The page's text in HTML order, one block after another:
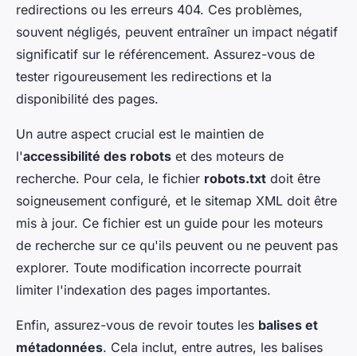
redirections ou les erreurs 404. Ces problèmes,
souvent négligés, peuvent entraîner un impact négatif
significatif sur le référencement. Assurez-vous de
tester rigoureusement les redirections et la
disponibilité des pages.
Un autre aspect crucial est le maintien de
l'accessibilité des robots et des moteurs de
recherche. Pour cela, le fichier robots.txt doit être
soigneusement configuré, et le sitemap XML doit être
mis à jour. Ce fichier est un guide pour les moteurs
de recherche sur ce qu'ils peuvent ou ne peuvent pas
explorer. Toute modification incorrecte pourrait
limiter l'indexation des pages importantes.
Enfin, assurez-vous de revoir toutes les balises et
métadonnées. Cela inclut, entre autres, les balises